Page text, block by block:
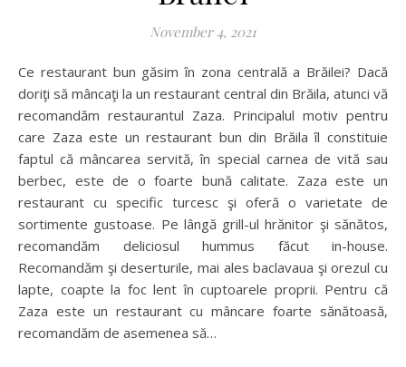
November 4, 2021
Ce restaurant bun găsim în zona centrală a Brăilei? Dacă
doriţi să mâncaţi la un restaurant central din Brăila, atunci vă
recomandăm restaurantul Zaza. Principalul motiv pentru
care Zaza este un restaurant bun din Brăila îl constituie
faptul că mâncarea servită, în special carnea de vită sau
berbec, este de o foarte bună calitate. Zaza este un
restaurant cu specific turcesc şi oferă o varietate de
sortimente gustoase. Pe lângă grill-ul hrănitor şi sănătos,
recomandăm deliciosul hummus făcut in-house.
Recomandăm şi deserturile, mai ales baclavaua şi orezul cu
lapte, coapte la foc lent în cuptoarele proprii. Pentru că
Zaza este un restaurant cu mâncare foarte sănătoasă,
recomandăm de asemenea să…